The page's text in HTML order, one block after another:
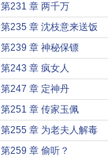
第231 章 两千万
第235 章 沈枝意来送饭
第239 章 神秘保镖
第243 章 疯女人
第247 章 定神丹
第251 章 传家玉佩
第255 章 为老夫人解毒
第259 章 偷听？